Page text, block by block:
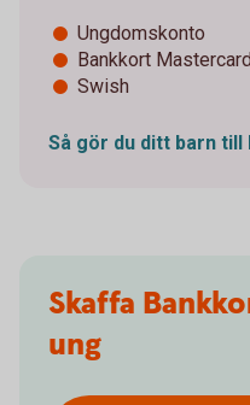
Ungdomskonto
Bankkort
Swish
Så gör du ditt barn till
Skaffa
ung